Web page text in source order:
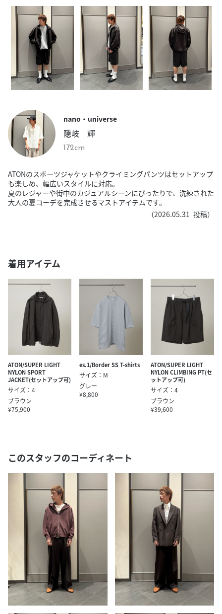
nano・universe
隠岐 輝
172cm
ATONのスポーツジャケットやクライミングパンツはセットアップ
も楽しめ、幅広いスタイルに対応。
夏のレジャーや街中のカジュアルシーンにぴったりで、洗練された
大人の夏コーデを完成させるマストアイテムです。
（2026.05.31 投稿）
着用アイテム
ATON/SUPER LIGHT
NYLON SPORT
JACKET(セットアップ可)
サイズ：4
ブラウン
¥75,900
es.1/Border SS T-shirts
サイズ：M
グレー
¥8,800
ATON/SUPER LIGHT
NYLON CLIMBING PT(セ
ットアップ可)
サイズ：4
ブラウン
¥39,600
このスタッフのコーディネート